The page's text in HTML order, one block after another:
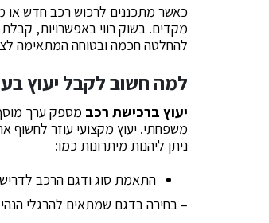
כאשר מתכננים לרכוש רכב חדש
מקדים. בשוק רווי באפשרויות, קבלת
להחלטה חכמה ובטוחה המתאימה
למה חשוב לקבל יעוץ
יעוץ ברכישת רכב מספק ערך
משפחתי. יעוץ מקצועי עוזר
ניתן ליהנות מיתרונות כמו:
התאמת סוג ודגם הרכב
– בחירה בדגם שמתאים להרגלי